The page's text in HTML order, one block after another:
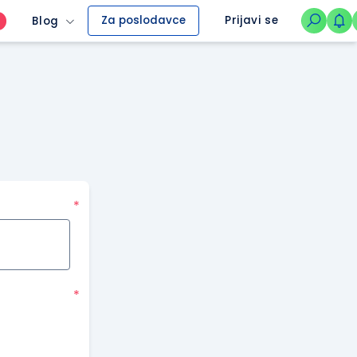
Blog Za poslodavce Prijavi se
*
*